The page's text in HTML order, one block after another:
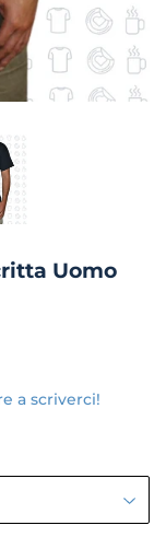
Uomo
a scriverci!